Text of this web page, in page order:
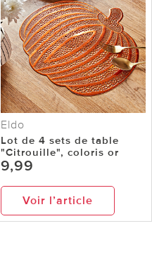
Eldo
Lot de 4 sets de table
"Citrouille", coloris or
9,99
Voir l’article